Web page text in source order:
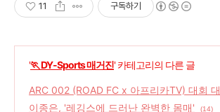
11 구독하기
'🏃 DY-Sports 매거진' 카테고리의 다른 글
ARC 002 (ROAD FC x 아프리카TV) 대회 대
진표 및 선수소개
(22)
이종은, '레깅스에 드러난 완벽한 몸매' (14)